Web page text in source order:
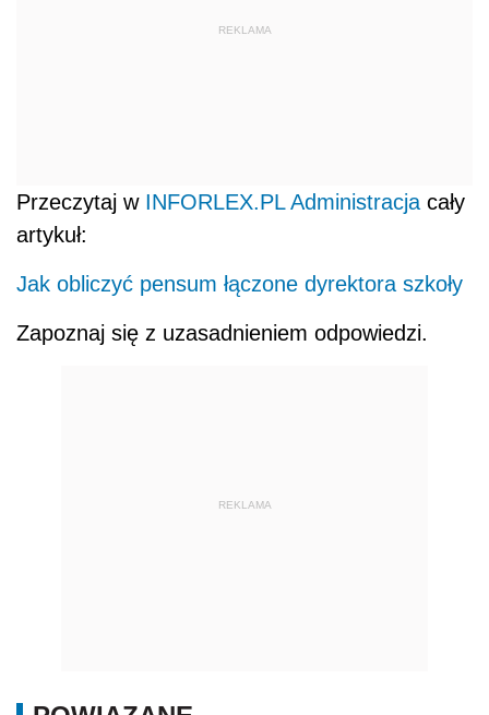
REKLAMA
Przeczytaj w INFORLEX.PL Administracja cały
artykuł:
Jak obliczyć pensum łączone dyrektora szkoły
Zapoznaj się z uzasadnieniem odpowiedzi.
REKLAMA